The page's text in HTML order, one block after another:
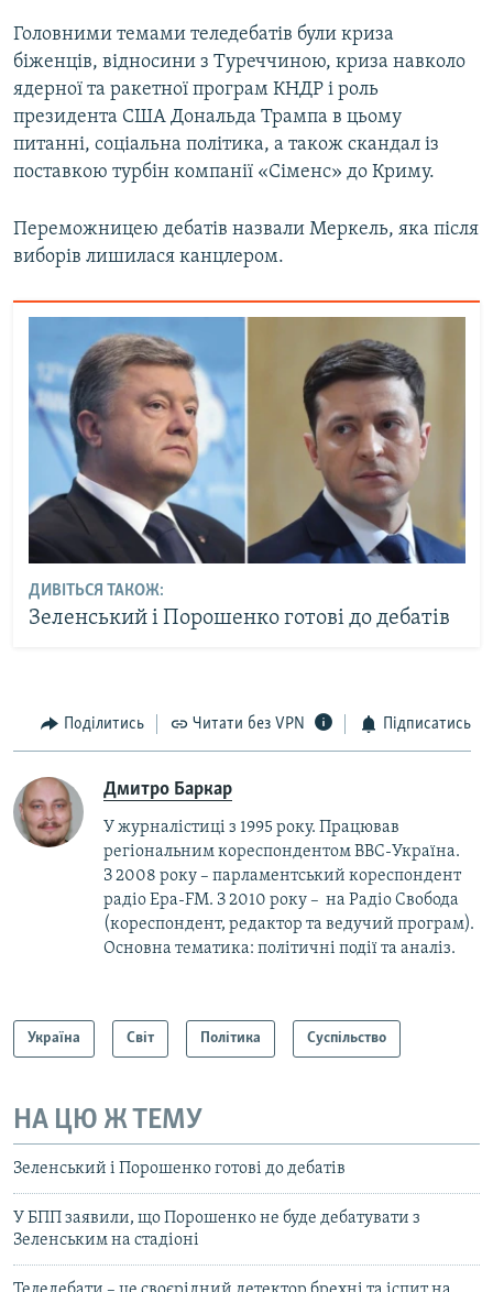
Головними темами теледебатів були криза
біженців, відносини з Туреччиною, криза навколо
ядерної та ракетної програм КНДР і роль
президента США Дональда Трампа в цьому
питанні, соціальна політика, а також скандал із
поставкою турбін компанії «Сіменс» до Криму.
Переможницею дебатів назвали Меркель, яка після
виборів лишилася канцлером.
ДИВІТЬСЯ ТАКОЖ:
Зеленський і Порошенко готові до дебатів
Поділитись Читати без VPN Підписатись
Дмитро Баркар
У журналістиці з 1995 року. Працював
регіональним кореспондентом BBC-Україна.
З 2008 року – парламентський кореспондент
радіо Ера-FM. З 2010 року – на Радіо Свобода
(кореспондент, редактор та ведучий програм).
Основна тематика: політичні події та аналіз.
Україна Світ Політика Суспільство
НА ЦЮ Ж ТЕМУ
Зеленський і Порошенко готові до дебатів
У БПП заявили, що Порошенко не буде дебатувати з
Зеленським на стадіоні